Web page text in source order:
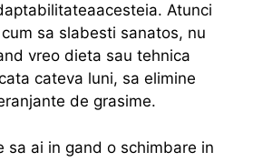
Atunci
sa slabesti sanatos, nu
vreo dieta sau tehnica
cateva luni, sa elimine
de grasime.
sa ai in gand o schimbare in